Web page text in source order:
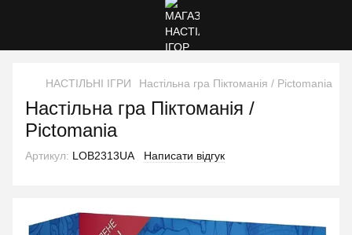
НАСТІЛЬНІ ІГРИ Настільна гра Піктоманія / Pictomania
Настільна гра Піктоманія /
Pictomania
Артикул: LOB2313UA Написати відгук